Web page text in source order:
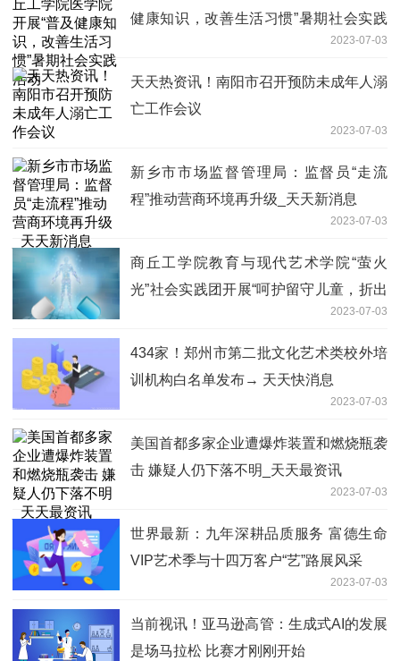
健康知识，改善生活习惯”暑期社会实践
2023-07-03
天天热资讯！南阳市召开预防未成年人溺
亡工作会议
2023-07-03
新乡市市场监督管理局：监督员“走流
程”推动营商环境再升级_天天新消息
2023-07-03
商丘工学院教育与现代艺术学院“萤火
光”社会实践团开展“呵护留守儿童，折出
2023-07-03
434家！郑州市第二批文化艺术类校外培
训机构白名单发布→ 天天快消息
2023-07-03
美国首都多家企业遭爆炸装置和燃烧瓶袭
击 嫌疑人仍下落不明_天天最资讯
2023-07-03
世界最新：九年深耕品质服务 富德生命
VIP艺术季与十四万客户“艺”路展风采
2023-07-03
当前视讯！亚马逊高管：生成式AI的发展
是场马拉松 比赛才刚刚开始